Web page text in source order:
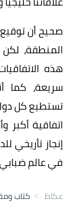
صحيح أن
المنطقة،
هذه
سريعة، كما
تستطيع كل
اتفاقية
إنجاز تأريخي
في عالم
عكاظ > كتاب